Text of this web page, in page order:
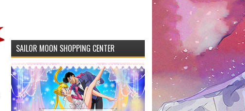
SAILOR MOON SHOPPING CENTER